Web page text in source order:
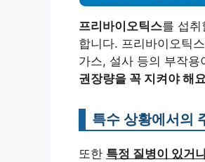
프리바이오틱스를 섭취
합니다. 프리바이오틱
가스, 설사 등의 부작용
권장량을 꼭 지켜야 해
특수 상황에서의
또한 특정 질병이 있거